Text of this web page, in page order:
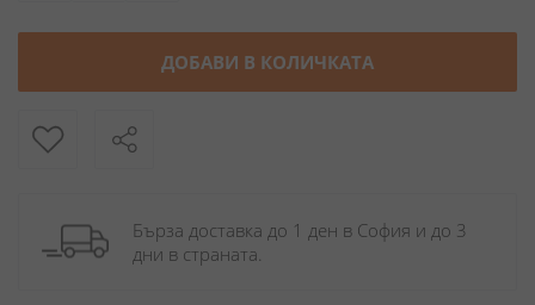
ДОБАВИ В КОЛИЧКАТА
Бърза доставка до 1 ден в София и до 3
дни в страната.